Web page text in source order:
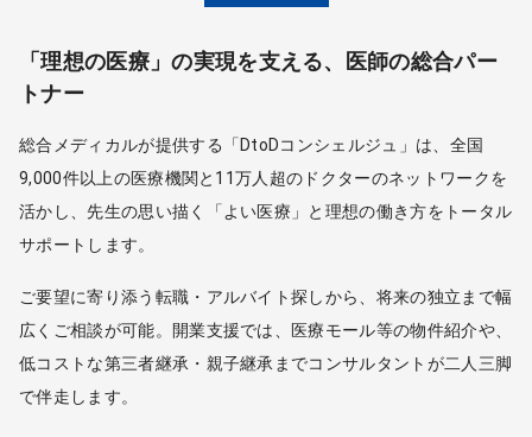
「理想の医療」の実現を支える、医師の総合パー
トナー
総合メディカルが提供する「DtoDコンシェルジュ」は、全国
9,000件以上の医療機関と11万人超のドクターのネットワークを
活かし、先生の思い描く「よい医療」と理想の働き方をトータル
サポートします。
ご要望に寄り添う転職・アルバイト探しから、将来の独立まで幅
広くご相談が可能。開業支援では、医療モール等の物件紹介や、
低コストな第三者継承・親子継承までコンサルタントが二人三脚
で伴走します。